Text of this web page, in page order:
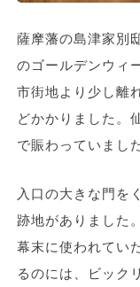
薩摩藩の島津家別
のゴールデンウィ
市街地より少し離
どかかりました。
で賑わっていました
入口の大きな門を
跡地がありました。
幕末に使われてい
るのには、ビック